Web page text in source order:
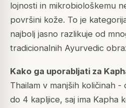
lojnosti in mikrobiološkemu
površini kože. To je
najbolj jasno razlikuje od
tradicionalnih Ayurvedic
Kako ga uporabljati za
Thailam v manjših količinah -
do 4 kapljice, saj ima Kapha